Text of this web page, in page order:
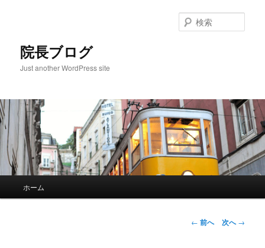
院長ブログ
Just another WordPress site
索
メ
ホーム
投
← 前へ 次へ→